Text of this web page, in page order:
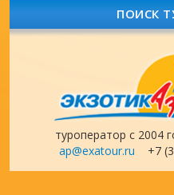
ПОИСК
туроператор с 2004
ap@exatour.ru +7